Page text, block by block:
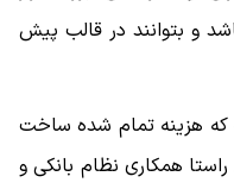
و بتوانند در قالب پیش
هزینه تمام شده ساخت
همکاری نظام بانکی و